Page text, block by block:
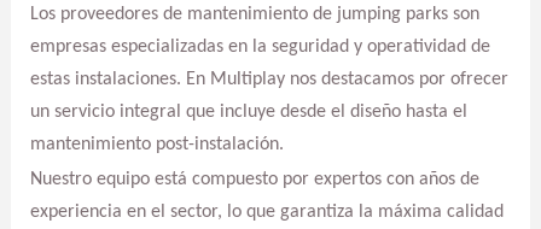
Los proveedores de mantenimiento de jumping parks son
empresas especializadas en la seguridad y operatividad de
estas instalaciones. En Multiplay nos destacamos por ofrecer
un servicio integral que incluye desde el diseño hasta el
mantenimiento post-instalación.
Nuestro equipo está compuesto por expertos con años de
experiencia en el sector, lo que garantiza la máxima calidad